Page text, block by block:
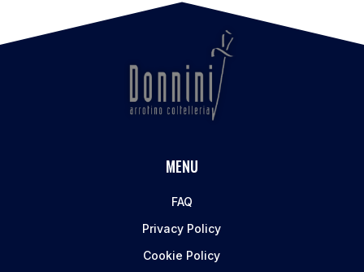
MENU
FAQ
Privacy Policy
Cookie Policy